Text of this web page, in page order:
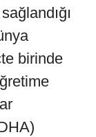
birinde